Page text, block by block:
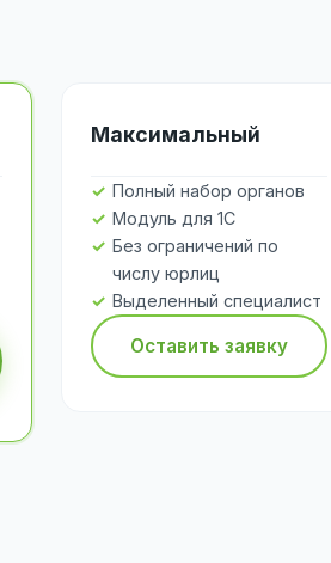
Максимальный
Полный набор органов
Модуль для 1С
Без ограничений по
числу юрлиц
Выделенный специалист
Оставить заявку